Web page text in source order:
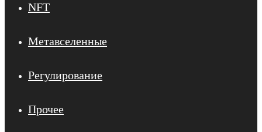
NFT
Метавселенные
Регулирование
Прочее